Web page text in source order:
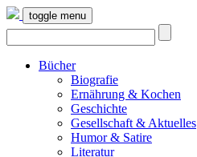
toggle menu
Bücher
Biografie
Ernährung & Kochen
Geschichte
Gesellschaft & Aktuelles
Humor & Satire
Literatur